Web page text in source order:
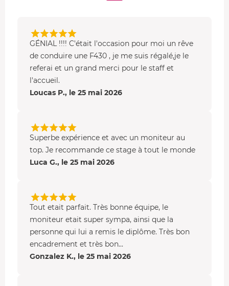
GÉNIAL !!!! C'était l'occasion pour moi un rêve
de conduire une F430 , je me suis régalé,je le
referai et un grand merci pour le staff et
l'accueil.
Loucas P., le 25 mai 2026
Superbe expérience et avec un moniteur au
top. Je recommande ce stage à tout le monde
Luca G., le 25 mai 2026
Tout etait parfait. Très bonne équipe, le
moniteur etait super sympa, ainsi que la
personne qui lui a remis le diplôme. Très bon
encadrement et très bon...
Gonzalez K., le 25 mai 2026